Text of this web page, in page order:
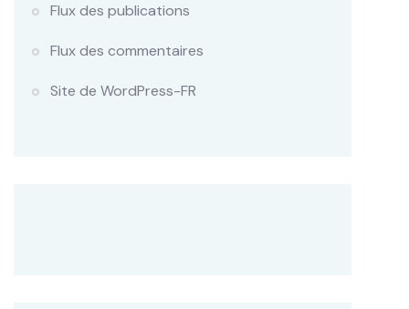
Flux des publications
Flux des commentaires
Site de WordPress-FR